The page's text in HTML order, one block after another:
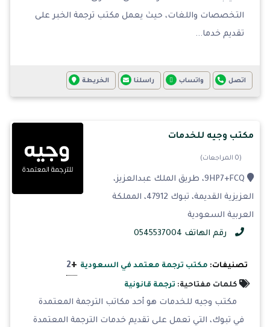
التخصصات واللغات، حيث يعمل مكتب ترجمة الخبر على
تقديم خدما...
اتصل واتساب راسلنا الخريطة
مكتب وجيه للخدمات
(0 المراجعات)
9HP7+FCQ، طريق الملك عبدالعزيز،
العزيزية القديمة، تبوك 47912، المملكة
العربية السعودية
رقم الهاتف 0545537004
تصنيفات: مكتب ترجمة معتمد في السعودية +
2
كلمات مفتاحية: ترجمة قانونية
مكتب وجيه للخدمات هو أحد مكاتب الترجمة المعتمدة
في تبوك، التي تعمل على تقديم خدمات الترجمة المعتمدة